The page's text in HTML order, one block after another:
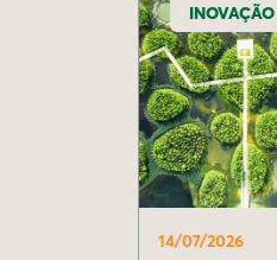
INOVAÇÃO
14/07/2026